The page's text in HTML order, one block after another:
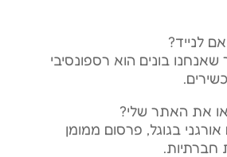
לנייד?
בונים הוא רספונסיבי
את האתר שלי?
בגוגל, פרסום ממומן
חברתיות.